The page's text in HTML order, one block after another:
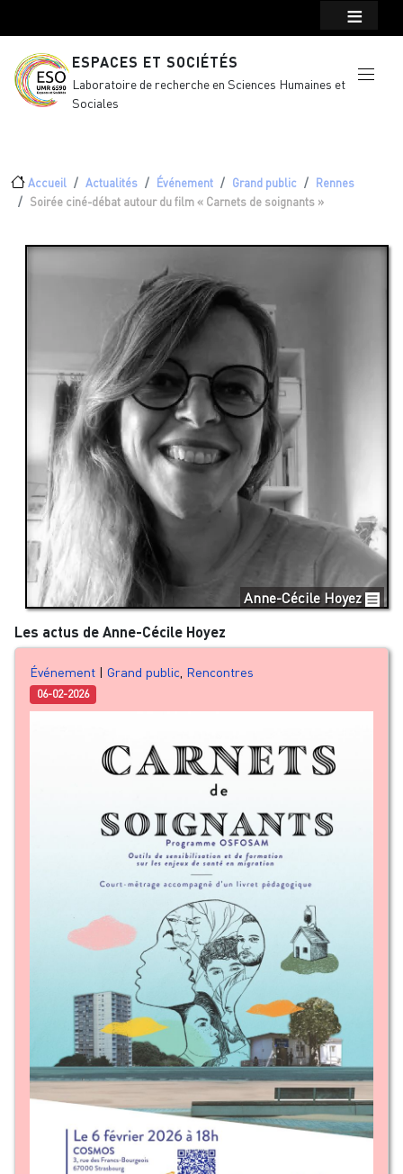
ESPACES ET SOCIÉTÉS
Laboratoire de recherche en Sciences Humaines et
Sociales
Fil d'Ariane
Accueil Actualités Événement Grand public
Rennes
Soirée ciné-débat autour du film « Carnets de soignants »
Anne-Cécile Hoyez
Les actus de Anne-Cécile Hoyez
Événement | Grand public Rencontres
06-02-2026